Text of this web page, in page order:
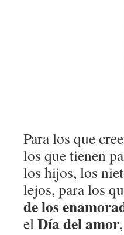
Para los que
los que tienen
los hijos, los
lejos, para los
de los
elDía del amor